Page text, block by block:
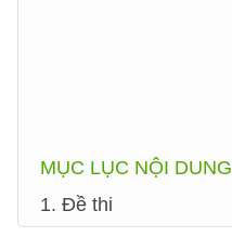
MỤC LỤC NỘI DUNG
1. Đề thi